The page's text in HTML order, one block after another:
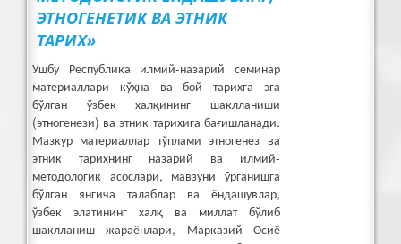
ЭТНОГЕНЕТИК ВА ЭТНИК
ТАРИХ»
Ушбу Республика илмий-назарий семинар
материаллари кўҳна ва бой тарихга эга
бўлган ўзбек халқининг шаклланиши
(этногенези) ва этник тарихига бағишланади.
Мазкур материаллар тўплами этногенез ва
этник тарихнинг назарий ва илмий-
методологик асослари, мавзуни ўрганишга
бўлган янгича талаблар ва ёндашувлар,
ўзбек элатининг халқ ва миллат бўлиб
шаклланиш жараёнлари, Марказий Осиё